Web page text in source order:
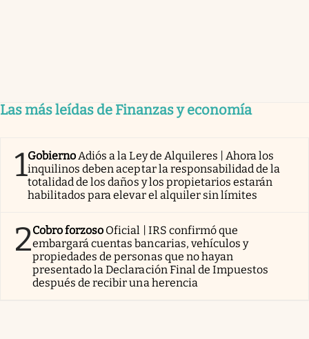
Las más leídas de Finanzas y economía
1GobiernoAdiós a la Ley de Alquileres | Ahora los
inquilinos deben aceptar la responsabilidad de la
totalidad de los daños y los propietarios estarán
habilitados para elevar el alquiler sin límites
2Cobro forzoso Oficial | IRS confirmó que
embargará cuentas bancarias, vehículos y
propiedades de personas que no hayan
presentado la Declaración Final de Impuestos
después de recibir una herencia